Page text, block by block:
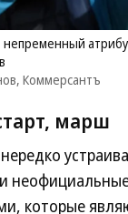
Коммерсантъ
марш
которые